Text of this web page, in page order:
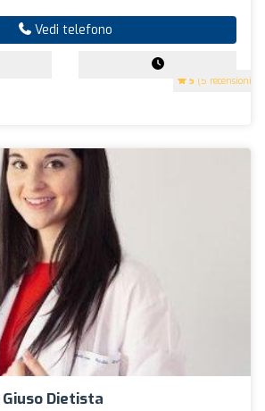
5 (5 recensioni)
Vedi telefono
Dietista